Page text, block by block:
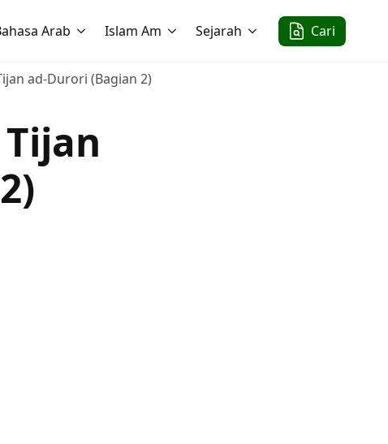
Arab Islam Am Sejarah Cari
ad-Durori (Bagian 2)